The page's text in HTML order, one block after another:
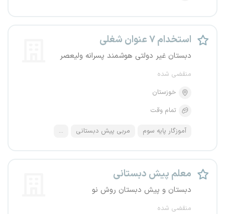
استخدام ۷ عنوان شغلی
دبستان غیر دولتی هوشمند پسرانه ولیعصر
منقضی شده
خوزستان
تمام وقت
آموزگار پایه سوم مربی پیش دبستانی ...
معلم پیش دبستانی
دبستان و پیش دبستان روش نو
منقضی شده